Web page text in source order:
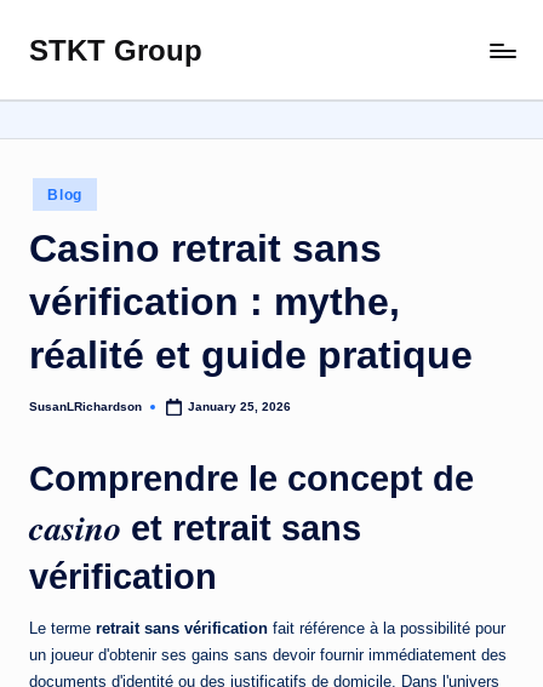
Skip
content
STKT Group
with
Every
Sphere
Posted
in
Blog
Casino retrait sans
vérification : mythe,
réalité et guide pratique
Posted
SusanLRichardson January 25, 2026
Comprendre le concept de
casino et retrait sans
vérification
Le terme retrait sans vérification fait référence à la possibilité pour
un joueur d'obtenir ses gains sans devoir fournir immédiatement des
documents d'identité ou des justificatifs de domicile. Dans l'univers